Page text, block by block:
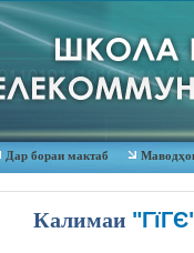
Дар бораи мактаб
Калимаи